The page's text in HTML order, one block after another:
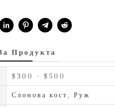
Продукта
$300 - $500
Слонова кост, Руж